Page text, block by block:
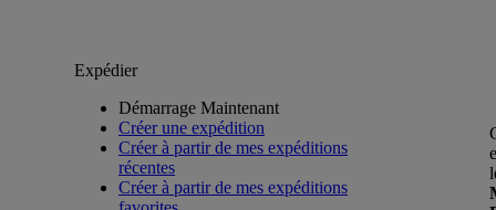
Expédier
Démarrage Maintenant
Créer une expédition
Créer à partir de mes expéditions
récentes
Créer à partir de mes expéditions